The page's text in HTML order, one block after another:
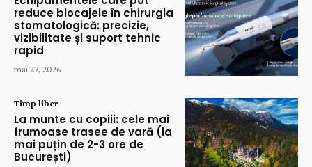
reduce blocajele în chirurgia
stomatologică: precizie,
vizibilitate și suport tehnic
rapid
mai 27, 2026
Timp liber
La munte cu copiii: cele mai
frumoase trasee de vară (la
mai puțin de 2-3 ore de
București)